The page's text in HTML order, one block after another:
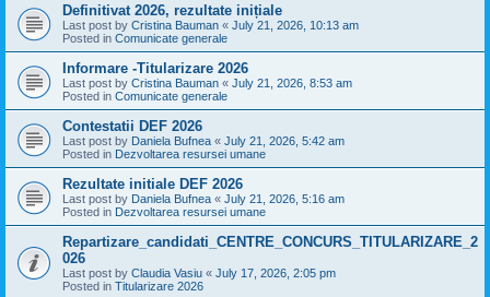
Definitivat 2026, rezultate inițiale
Last post by Cristina Bauman « July 21, 2026, 10:13 am
Posted in Comunicate generale
Informare -Titularizare 2026
Last post by Cristina Bauman « July 21, 2026, 8:53 am
Posted in Comunicate generale
Contestatii DEF 2026
Last post by Daniela Bufnea « July 21, 2026, 5:42 am
Posted in Dezvoltarea resursei umane
Rezultate initiale DEF 2026
Last post by Daniela Bufnea « July 21, 2026, 5:16 am
Posted in Dezvoltarea resursei umane
Repartizare_candidati_CENTRE_CONCURS_TITULARIZARE_2
026
Last post by Claudia Vasiu « July 17, 2026, 2:05 pm
Posted in Titularizare 2026